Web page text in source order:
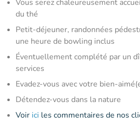
Vous serez chaleureusement
du thé
Petit-déjeuner, randonnées
une heure de bowling inclus
Éventuellement complété par un
services
Evadez-vous avec votre bien-
Détendez-vous dans la nature
Voir ici les commentaires de nos